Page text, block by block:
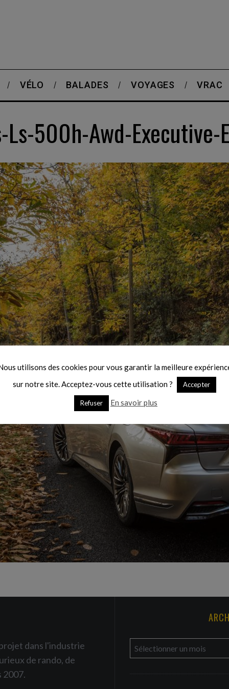
VÉLO BALADES VOYAGES VRAC
Ls-500h-Awd-
dans l'industrie
de rando, de
2007.
r
c
utilisons des cookies pour vous garantir la meilleure
sur notre site. Acceptez-vous cette utilisation ?
Accepter
Refuser En savoir plus